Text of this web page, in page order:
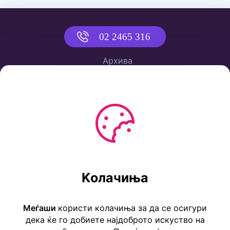
02 2465 316
Архива
Тел: ++389 2 2465 316
Kолачиња
Меѓаши користи колачиња за да се осигури
дека ќе го добиете најдоброто искуство на